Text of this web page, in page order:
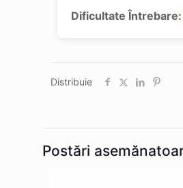
Dificultate Întrebare:
Distribuie
Postări